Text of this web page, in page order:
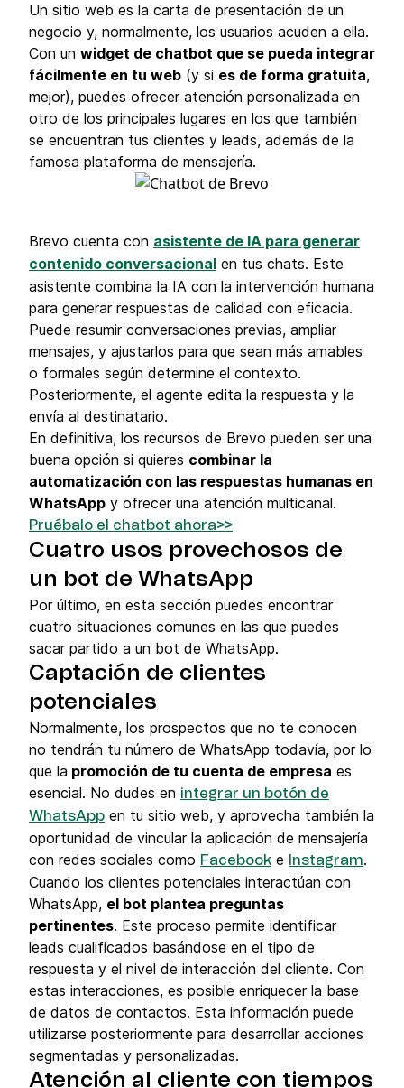
Un sitio web es la carta de presentación de un
negocio y, normalmente, los usuarios acuden a ella.
Con un widget de chatbot que se pueda integrar
fácilmente en tu web (y si es de forma gratuita,
mejor), puedes ofrecer atención personalizada en
otro de los principales lugares en los que también
se encuentran tus clientes y leads, además de la
famosa plataforma de mensajería.
Brevo cuenta con asistente de IA para generar
contenido conversacional en tus chats. Este
asistente combina la IA con la intervención humana
para generar respuestas de calidad con eficacia.
Puede resumir conversaciones previas, ampliar
mensajes, y ajustarlos para que sean más amables
o formales según determine el contexto.
Posteriormente, el agente edita la respuesta y la
envía al destinatario.
En definitiva, los recursos de Brevo pueden ser una
buena opción si quieres combinar la
automatización con las respuestas humanas en
WhatsApp y ofrecer una atención multicanal.
Pruébalo el chatbot ahora>>
Cuatro usos provechosos de
un bot de WhatsApp
Por último, en esta sección puedes encontrar
cuatro situaciones comunes en las que puedes
sacar partido a un bot de WhatsApp.
Captación de clientes
potenciales
Normalmente, los prospectos que no te conocen
no tendrán tu número de WhatsApp todavía, por lo
que la promoción de tu cuenta de empresa es
esencial. No dudes en integrar un botón de
WhatsApp en tu sitio web, y aprovecha también la
oportunidad de vincular la aplicación de mensajería
con redes sociales como Facebook e Instagram.
Cuando los clientes potenciales interactúan con
WhatsApp, el bot plantea preguntas
pertinentes. Este proceso permite identificar
leads cualificados basándose en el tipo de
respuesta y el nivel de interacción del cliente. Con
estas interacciones, es posible enriquecer la base
de datos de contactos. Esta información puede
utilizarse posteriormente para desarrollar acciones
segmentadas y personalizadas.
Atención al cliente con tiempos